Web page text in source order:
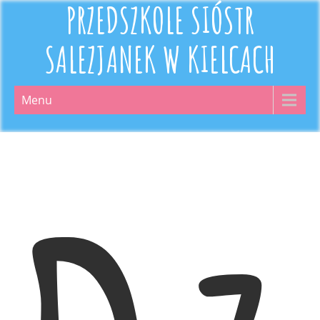
PRZEDSZKOLE SIÓSTR
SALEZJANEK W KIELCACH
Menu